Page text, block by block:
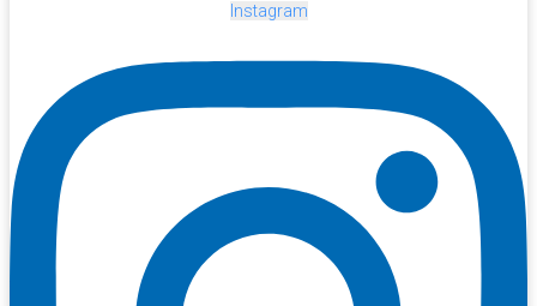
Instagram